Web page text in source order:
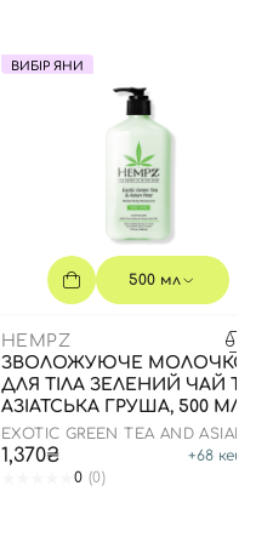
ВИБІР ЯНИ
500 мл
HEMPZ
ЗВОЛОЖУЮЧЕ МОЛОЧКО
ДЛЯ ТІЛА ЗЕЛЕНИЙ ЧАЙ ТА
АЗІАТСЬКА ГРУША, 500 МЛ
EXOTIC GREEN TEA AND ASIAN
PEAR HERBAL MOISTURIZER
1,370₴ +68
0 (0)